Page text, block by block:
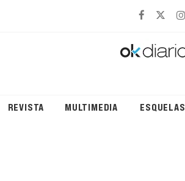
REVISTA MULTIMEDIA ESQUELAS